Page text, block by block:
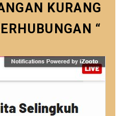
KURANG
“